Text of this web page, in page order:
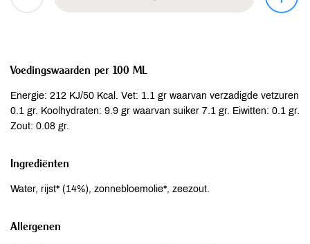
Voedingswaarden per 100 ML
Energie: 212 KJ/50 Kcal. Vet: 1.1 gr waarvan verzadigde vetzuren
0.1 gr. Koolhydraten: 9.9 gr waarvan suiker 7.1 gr. Eiwitten: 0.1 gr.
Zout: 0.08 gr.
Ingrediënten
Water, rijst* (14%), zonnebloemolie*, zeezout.
Allergenen